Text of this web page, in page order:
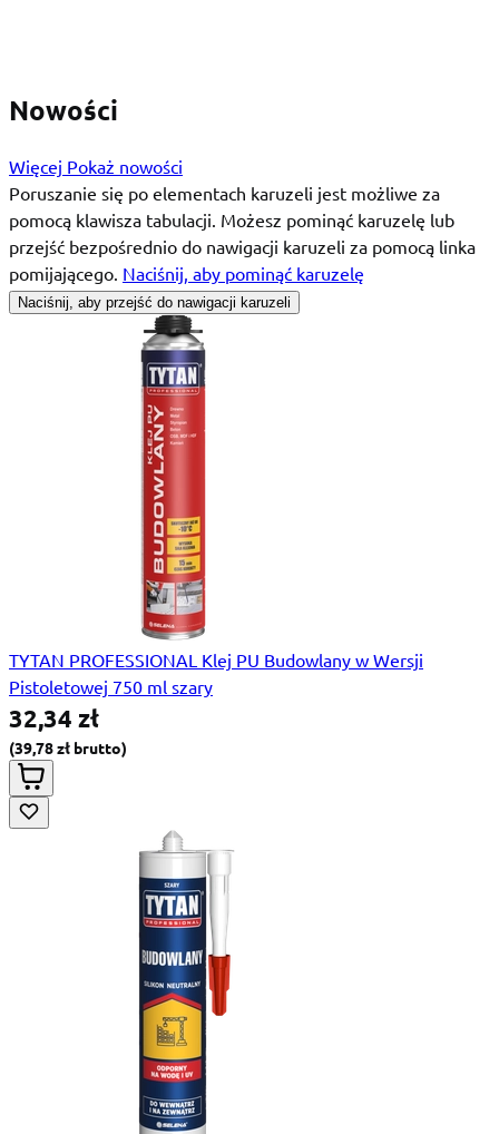
Nowości
Więcej Pokaż nowości
Poruszanie się po elementach karuzeli jest możliwe za
pomocą klawisza tabulacji. Możesz pominąć karuzelę lub
przejść bezpośrednio do nawigacji karuzeli za pomocą linka
pomijającego. Naciśnij, aby pominąć karuzelę
Naciśnij, aby przejść do nawigacji karuzeli
TYTAN PROFESSIONAL Klej PU Budowlany w Wersji
Pistoletowej 750 ml szary
39,78 zł
32,34 zł